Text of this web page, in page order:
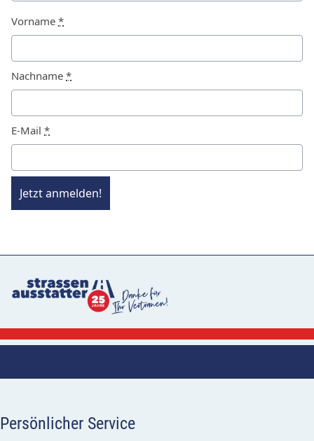
Vorname *
Nachname *
E-Mail *
Jetzt anmelden!
Persönlicher Service